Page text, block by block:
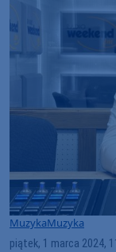
MuzykaMuzyka
piątek, 1 marca 2024,